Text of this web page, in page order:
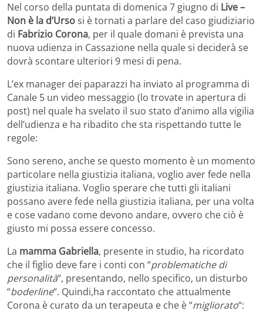
Nel corso della puntata di domenica 7 giugno di Live –
Non è la d’Ursosi è tornati a parlare del caso giudiziario
di Fabrizio Corona, per il quale domani è prevista una
nuova udienza in Cassazione nella quale si deciderà se
dovrà scontare ulteriori 9 mesi di pena.
L’ex manager dei paparazzi ha inviato al programma di
Canale 5 un video messaggio (lo trovate in apertura di
post) nel quale ha svelato il suo stato d’animo alla vigilia
dell’udienza e ha ribadito che sta rispettando tutte le
regole:
Sono sereno, anche se questo momento è un momento
particolare nella giustizia italiana, voglio aver fede nella
giustizia italiana. Voglio sperare che tutti gli italiani
possano avere fede nella giustizia italiana, per una volta
e cose vadano come devono andare, ovvero che ciò è
giusto mi possa essere concesso.
La mamma Gabriella, presente in studio, ha ricordato
che il figlio deve fare i conti con “problematiche di
personalità“, presentando, nello specifico, un disturbo
“boderline“. Quindi,ha raccontato che attualmente
Corona è curato da un terapeuta e che è “migliorato“: